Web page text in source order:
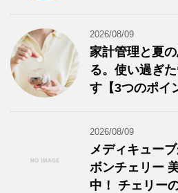
2026/08/09
家計管理と夏
る。使い過ぎ
す【3つのポイ
2026/08/09
メディキュー
ボンチェリー
中！ チェリー